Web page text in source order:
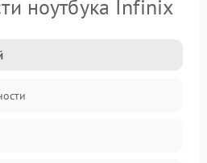
ноутбука Infinix